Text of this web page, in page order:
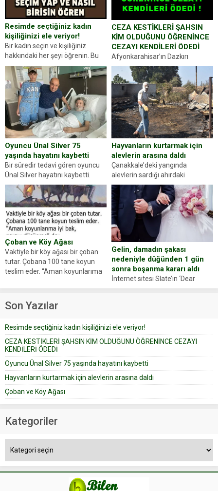
Resimde seçtiğiniz kadın
kişiliğinizi ele veriyor!
Bir kadın seçin ve kişiliğiniz
hakkındaki her şeyi öğrenin. Bu
kez karşınıza oldukça farklı bir
kişilik testiyle çıkıyoruz. Resimde
gördüğünüz kadın figürlerinden
dikkatinizi en...
CEZA KESTİKLERİ ŞAHSIN
KİM OLDUĞUNU ÖĞRENİNCE
CEZAYI KENDİLERİ ÖDEDİ
Afyonkarahisar’ın Dazkırı
ilçesinde trafik uygulaması
yapan jandarma ekipleri
durdurdukları bir otomobilin
sürücüsünden ehliyet ve ruhsat
sorup belgelerini istedi. Sürücü
Abdurrahman Ö.nün verdiği
evraklarda eksik olduğunu...
Oyuncu Ünal Silver 75
yaşında hayatını kaybetti
Bir süredir tedavi gören oyuncu
Ünal Silver hayatını kaybetti.
Haberi, oyuncunun menajerlik
ajansı duyurdu. Renda Güner,
sosyal medya hesabında “Usta
Oyuncumuz ve çok değerli
dostumuz...
Hayvanların kurtarmak için
alevlerin arasına daldı
Çanakkale’deki yangında
alevlerin sardığı ahırdaki
hayvanlarını kurtarmak isteyen
Zeki Demir (66) ölümden döndü.
Yüzünde ve ellerinde yanıklar
oluşan Demir, kâbus dolu anları
anlattı… Merkeze bağlı...
Çoban ve Köy Ağası
Vaktiyle bir köy ağası bir çoban
tutar. Çobana 100 tane koyun
teslim eder. “Aman koyunlarıma
Çoban koyunları alır gider. Aylar...
Gelin, damadın şakası
nedeniyle düğünden 1 gün
sonra boşanma kararı aldı
İnternet sitesi Slate’in ‘Dear
Prudence’ isimli tavsiye köşesine
yapıştırdığı için düğünden...
Son Yazılar
Resimde seçtiğiniz kadın kişiliğinizi ele veriyor!
CEZA KESTİKLERİ ŞAHSIN KİM OLDUĞUNU ÖĞRENİNCE CEZAYI
KENDİLERİ ÖDEDİ
Oyuncu Ünal Silver 75 yaşında hayatını kaybetti
Hayvanların kurtarmak için alevlerin arasına daldı
Çoban ve Köy Ağası
Kategoriler